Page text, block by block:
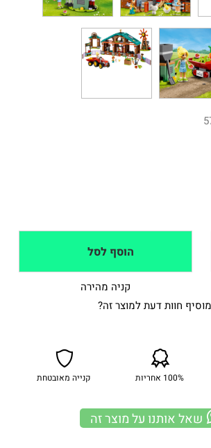
הוסף לסל
קניה מהירה
חוות דעת למוצר זה?
100% אחריות קנייה מאובטחת
שאל אותנו על מוצר זה